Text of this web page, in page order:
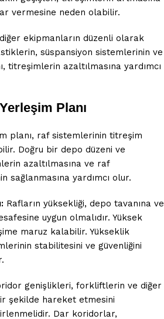
vermesine neden olabilir.
ekipmanların düzenli olarak
süspansiyon sistemlerinin ve
titreşimlerin azaltılmasına yardımcı
Planı
planı, raf sistemlerinin titreşim
Doğru bir depo düzeni ve
azaltılmasına ve raf
sağlanmasına yardımcı olur.
Rafların yüksekliği, depo tavanına ve
uygun olmalıdır. Yüksek
maruz kalabilir. Yükseklik
stabilitesini ve güvenliğini
genişlikleri, forkliftlerin ve diğer
şekilde hareket etmesini
Dar koridorlar,